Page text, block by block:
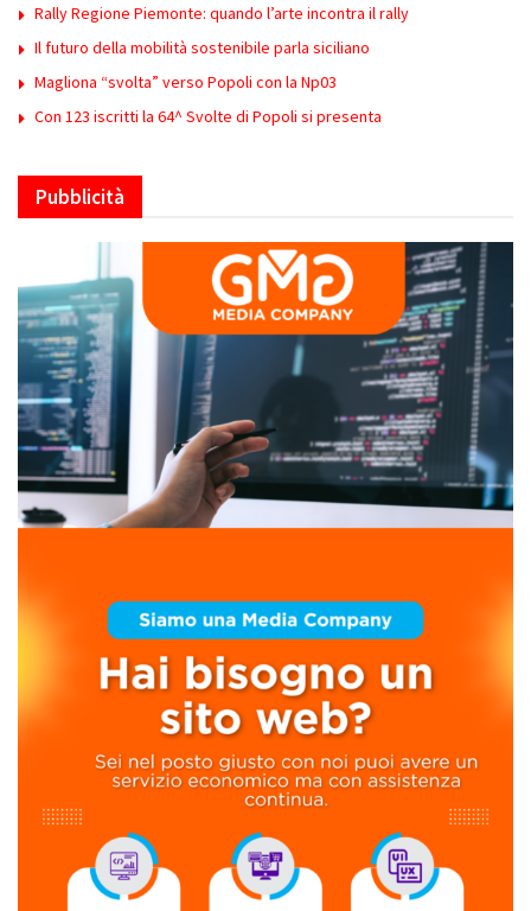
Rally Regione Piemonte: quando l’arte incontra il rally
Il futuro della mobilità sostenibile parla siciliano
Magliona “svolta” verso Popoli con la Np03
Con 123 iscritti la 64^ Svolte di Popoli si presenta
Pubblicità